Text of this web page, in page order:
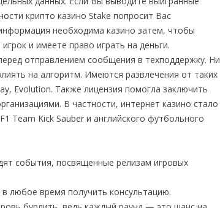
крипто казино Stake попросит Вас
необходима казино затем, чтобы
и имеете право играть на деньги.
отправлением сообщения в техподдержку. Ни
на алгоритм. Имеются развлечения от таких
Evolution. Также лицензия помогла заключить
В частности, интернет казино стало
Team Kick Sauber и английского футбольного
события, посвященные релизам игровых
любое время получить консультацию.